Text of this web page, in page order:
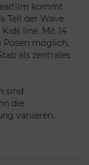
kommt
Teil der Wave
line. Mit 14
Posen möglich,
als zentrales
sind
die
variieren.